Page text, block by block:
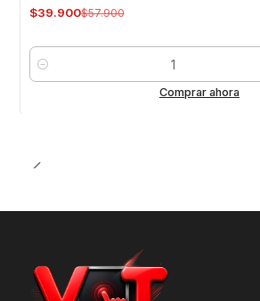
$39.900$57.900
Cantidad
Comprar ahora